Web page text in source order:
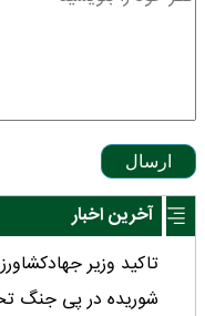
ارسال
آخرین اخبار
تاکید وزیر
شوریده در پی جنگ